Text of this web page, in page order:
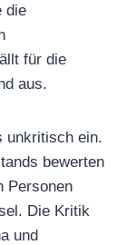
die
für die
aus.
unkritisch ein.
bewerten
Personen
Die Kritik
und